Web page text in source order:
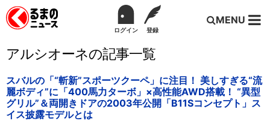
ログイン 登録
MENU
アルシオーネの記事一覧
スバルの「“斬新”スポーツクーペ」に注目！ 美しすぎる“流
麗ボディ”に「400馬力ターボ」×高性能AWD搭載！ “異型
グリル”＆両開きドアの2003年公開「B11Sコンセプト」ス
イス披露モデルとは